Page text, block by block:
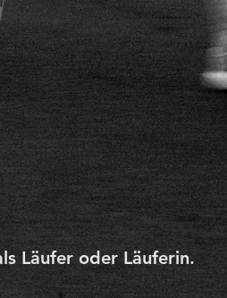
Läufer oder Läuferin.​